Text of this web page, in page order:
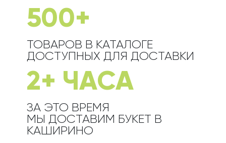
500+
ТОВАРОВ В КАТАЛОГЕ
ДОСТУПНЫХ ДЛЯ ДОСТАВКИ
2+ ЧАСА
ЗА ЭТО ВРЕМЯ
МЫ ДОСТАВИМ БУКЕТ В
КАШИРИНО